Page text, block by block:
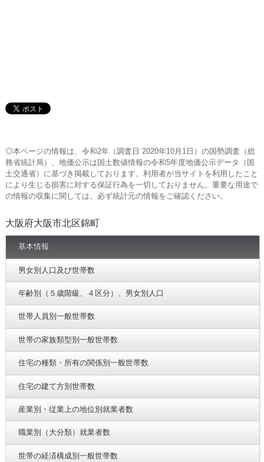
◎本ページの情報は、令和2年（調査日 2020年10月1日）の国勢調査（総
務省統計局）、地価公示は国土数値情報の令和5年度地価公示データ（国
土交通省）に基づき掲載しております。利用者が当サイトを利用したこと
により生じる損害に対する保証行為を一切しておりません。重要な用途で
の情報の収集に関しては、必ず統計元の情報をご確認ください。
大阪府大阪市北区錦町
基本情報
男女別人口及び世帯数
年齢別（５歳階級、４区分）、男女別人口
世帯人員別一般世帯数
世帯の家族類型別一般世帯数
住宅の種類・所有の関係別一般世帯数
住宅の建て方別世帯数
産業別・従業上の地位別就業者数
職業別（大分類）就業者数
世帯の経済構成別一般世帯数